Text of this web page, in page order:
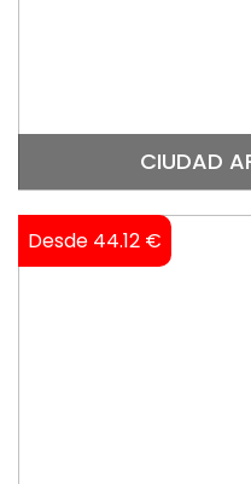
CIUDAD
Desde 44.12 €